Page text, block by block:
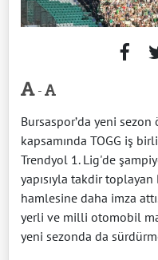
-
Bursaspor’da yeni
kapsamında TOGG iş
Trendyol 1. Lig'de
yapısıyla takdir
hamlesine daha imza
yerli ve milli otomobil
yeni sezonda da